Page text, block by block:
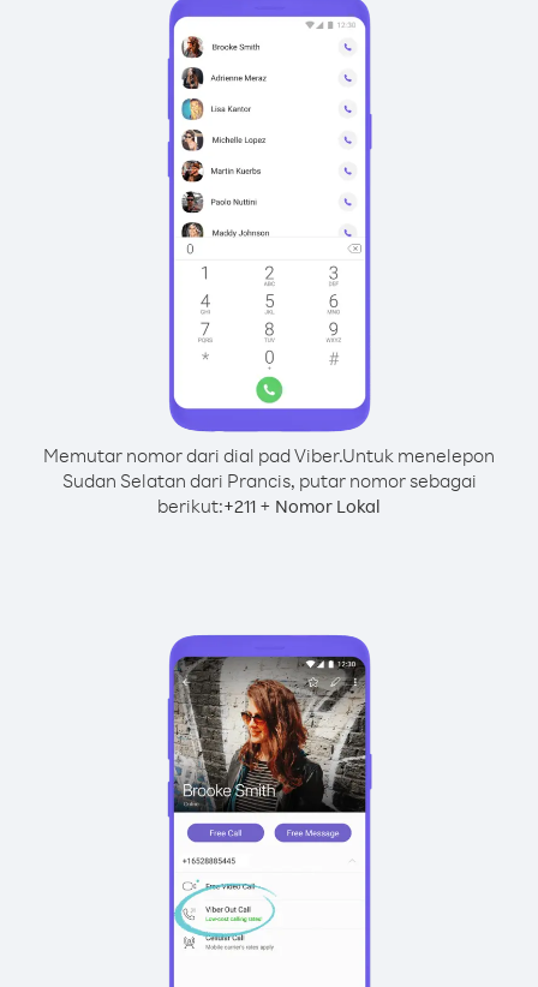
Memutar nomor dari dial pad Viber.Untuk menelepon
Sudan Selatan dari Prancis, putar nomor sebagai
berikut:+211 + Nomor Lokal